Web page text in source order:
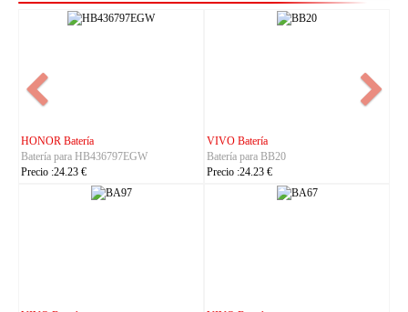
NOKIA Batería
Batería para BL-25AA
Batería para C21P2401